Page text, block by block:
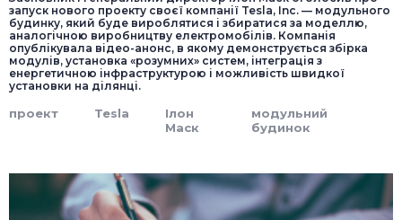
запуск нового проекту своєї компанії Tesla, Inc. — модульного
будинку, який буде вироблятися і збиратися за моделлю,
аналогічною виробництву електромобілів. Компанія
опублікувала відео-анонс, в якому демонструється збірка
модулів, установка «розумних» систем, інтеграція з
енергетичною інфраструктурою і можливість швидкої
установки на ділянці.
проект Tesla
Ілон
Маск
модульний
будинок